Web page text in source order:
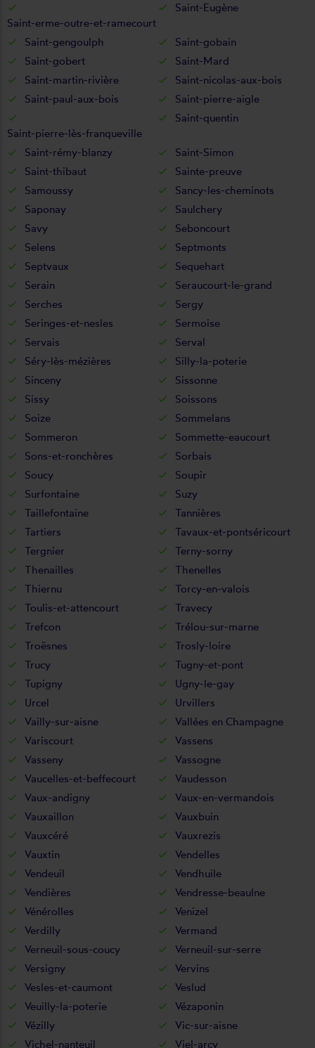
Saint-erme-outre-et-ramecourt
Saint-Eugène
Saint-gengoulph
Saint-gobain
Saint-gobert
Saint-Mard
Saint-martin-rivière
Saint-nicolas-aux-bois
Saint-paul-aux-bois
Saint-pierre-aigle
Saint-pierre-lès-franqueville
Saint-quentin
Saint-rémy-blanzy
Saint-Simon
Saint-thibaut
Sainte-preuve
Samoussy
Sancy-les-cheminots
Saponay
Saulchery
Savy
Seboncourt
Selens
Septmonts
Septvaux
Sequehart
Serain
Seraucourt-le-grand
Serches
Sergy
Seringes-et-nesles
Sermoise
Servais
Serval
Séry-lès-mézières
Silly-la-poterie
Sinceny
Sissonne
Sissy
Soissons
Soize
Sommelans
Sommeron
Sommette-eaucourt
Sons-et-ronchères
Sorbais
Soucy
Soupir
Surfontaine
Suzy
Taillefontaine
Tannières
Tartiers
Tavaux-et-pontséricourt
Tergnier
Terny-sorny
Thenailles
Thenelles
Thiernu
Torcy-en-valois
Toulis-et-attencourt
Travecy
Trefcon
Trélou-sur-marne
Troësnes
Trosly-loire
Trucy
Tugny-et-pont
Tupigny
Ugny-le-gay
Urcel
Urvillers
Vailly-sur-aisne
Vallées en Champagne
Variscourt
Vassens
Vasseny
Vassogne
Vaucelles-et-beffecourt
Vaudesson
Vaux-andigny
Vaux-en-vermandois
Vauxaillon
Vauxbuin
Vauxcéré
Vauxrezis
Vauxtin
Vendelles
Vendeuil
Vendhuile
Vendières
Vendresse-beaulne
Vénérolles
Venizel
Verdilly
Vermand
Verneuil-sous-coucy
Verneuil-sur-serre
Versigny
Vervins
Vesles-et-caumont
Veslud
Veuilly-la-poterie
Vézaponin
Vézilly
Vic-sur-aisne
Vichel-nanteuil
Viel-arcy